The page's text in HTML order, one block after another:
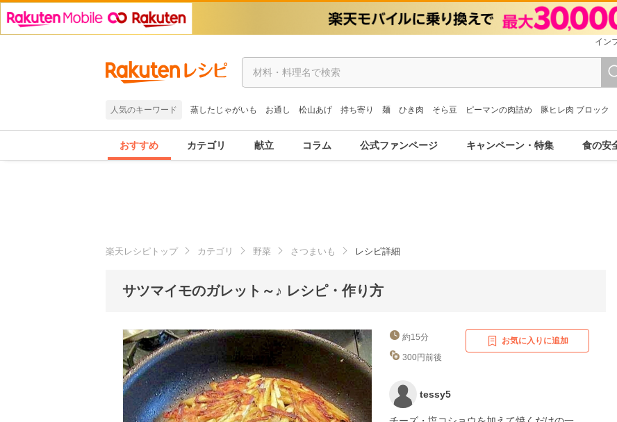
イン
人気のキーワード 蒸したじゃがいも お通し 松山あげ 持ち寄り 麺 ひき肉 そら豆 ピーマンの肉詰め 豚ヒレ肉 ブロック
おすすめ カテゴリ 献立 コラム 公式ファンページ キャンペーン・特集 食の安
楽天レシピトップ カテゴリ 野菜 さつまいも レシピ詳細
サツマイモのガレット～♪ レシピ・作り方
約15分
300円前後
お気に入りに追加
tessy5